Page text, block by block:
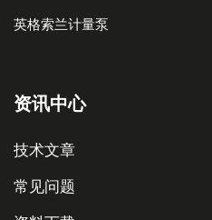
英格索兰计量泵
资讯中心
技术文章
常见问题